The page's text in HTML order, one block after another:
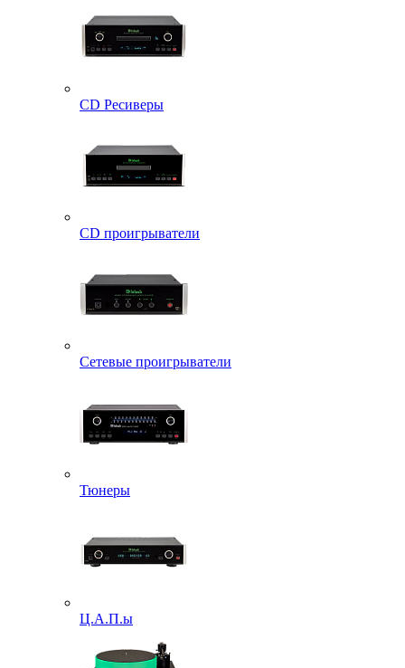
CD Ресиверы
CD проигрыватели
Сетевые проигрыватели
Тюнеры
Ц.А.П.ы